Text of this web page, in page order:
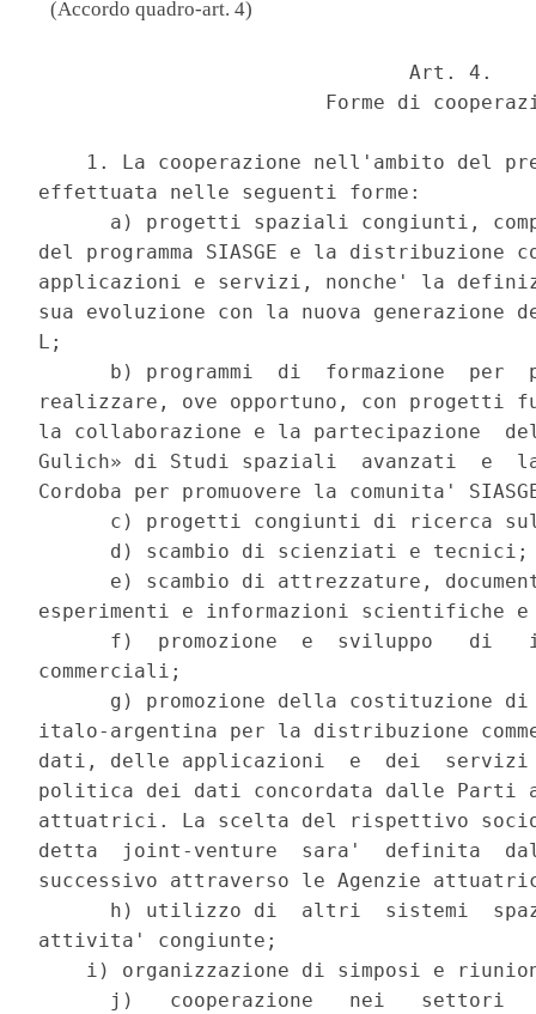
(Accordo quadro-art. 4)
                               Art. 4.
Forme di
1. La cooperazione nell'ambito del
effettuata nelle seguenti forme:
a) progetti spaziali congiunti,
del programma SIASGE e la
applicazioni e servizi, nonche' la
sua evoluzione con la nuova
L;
b) programmi  di  formazione  per
realizzare, ove opportuno, con
la collaborazione e la partecipazione
Gulich» di Studi spaziali  avanzati  e
Cordoba per promuovere la comunita'
c) progetti congiunti di ricerca
d) scambio di scienziati e
e) scambio di attrezzature,
esperimenti e informazioni scientifiche
f)  promozione  e  sviluppo   di
commerciali;
g) promozione della costituzione
italo-argentina per la distribuzione
dati, delle applicazioni  e  dei  servizi
politica dei dati concordata dalle Parti
attuatrici. La scelta del rispettivo
detta  joint-venture  sara'  definita
successivo attraverso le Agenzie
h) utilizzo di  altri  sistemi
attivita' congiunte;
i) organizzazione di simposi e
j)   cooperazione   nei   settori